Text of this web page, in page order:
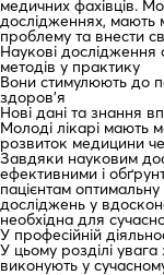
медичних фахівців.
дослідженнях, мають
проблему та внести
Наукові
методів у практику
Вони стимулюють до
здоров’я
Нові дані та знання
Молоді лікарі мають
розвиток медицини
Завдяки науковим
ефективними і
пацієнтам
досліджень у
необхідна для
У професійній
У цьому розділі
виконують у